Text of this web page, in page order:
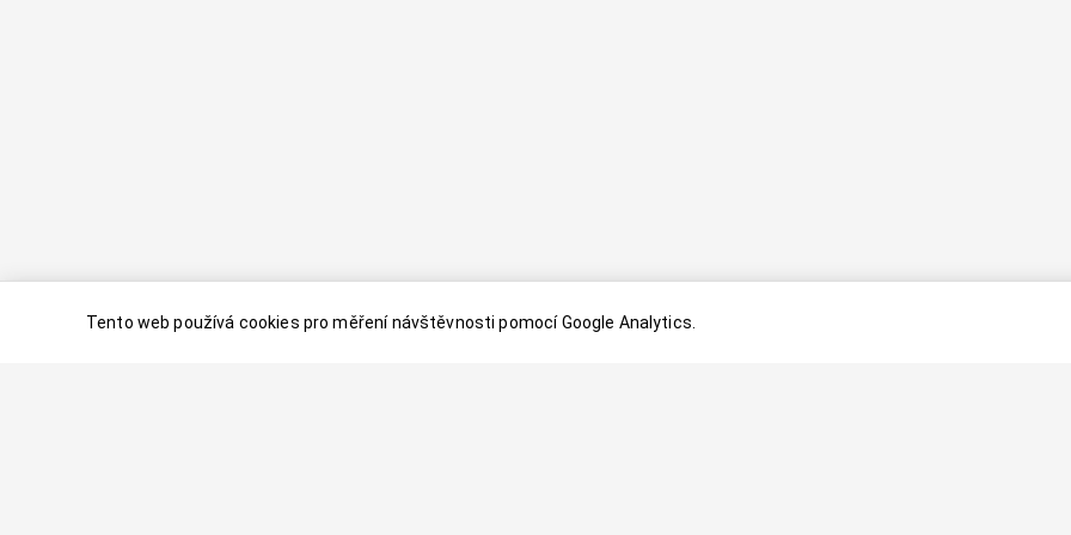
Tento web používá cookies pro měření návštěvnosti pomocí Google Analytics.